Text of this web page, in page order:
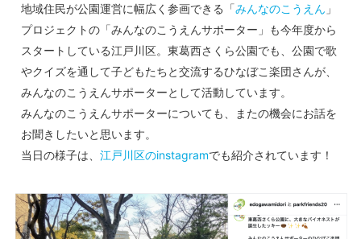
地域住民が公園運営に幅広く参画できる「みんなのこうえん 」
プロジェクトの「みんなのこうえんサポーター」も今年度から
スタートしている江戸川区。東葛西さくら公園でも、公園で歌
やクイズを通して子どもたちと交流するひなぼこ楽団さんが、
みんなのこうえんサポーターとして活動しています。
みんなのこうえんサポーターについても、またの機会にお話を
お聞きしたいと思います。
当日の様子は、 江戸川区のinstagramでも紹介されています！